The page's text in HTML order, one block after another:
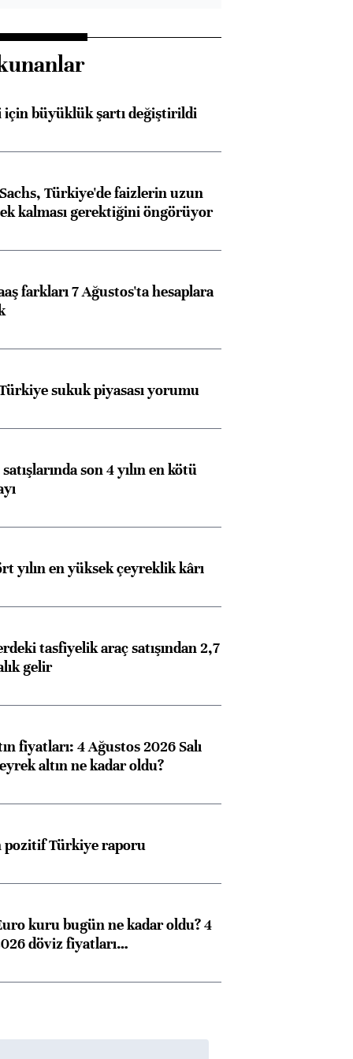
için büyüklük şartı değiştirildi
Türkiye'de faizlerin uzun
kalması gerektiğini öngörüyor
farkları 7 Ağustos'ta hesaplara
sukuk piyasası yorumu
son 4 yılın en kötü
yılın en yüksek çeyreklik kârı
tasfiyelik araç satışından 2,7
gelir
fiyatları: 4 Ağustos 2026 Salı
altın ne kadar oldu?
pozitif Türkiye raporu
kuru bugün ne kadar oldu? 4
döviz fiyatları…